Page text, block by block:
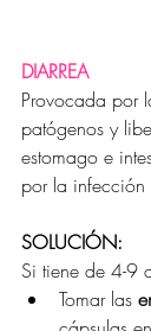
DIARREA
Provocada por
patógenos y
estomago e
por la infección
SOLUCIÓN:
Si tiene de 4-9
Tomar las